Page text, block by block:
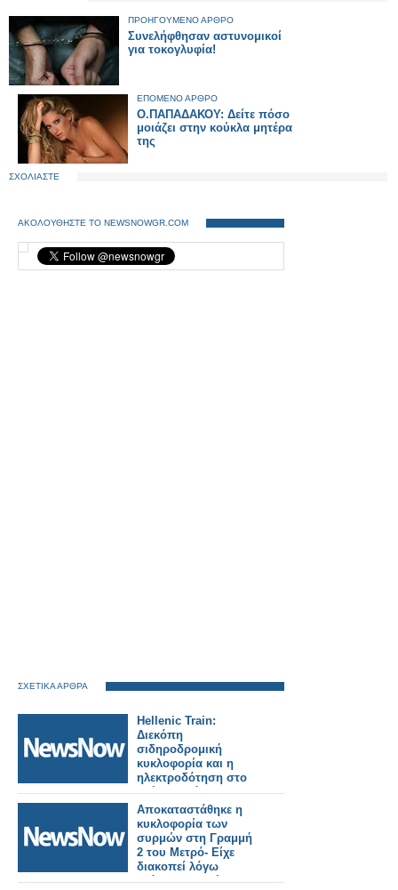
ΠΡΟΗΓΟΥΜΕΝΟ ΑΡΘΡΟ
Συνελήφθησαν αστυνομικοί
για τοκογλυφία!
ΕΠΟΜΕΝΟ ΑΡΘΡΟ
Ο.ΠΑΠΑΔΑΚΟΥ: Δείτε πόσο
μοιάζει στην κούκλα μητέρα
της
ΣΧΟΛΙΑΣΤΕ
ΑΚΟΛΟΥΘΗΣΤΕ ΤΟ NEWSNOWGR.COM
ΣΧΕΤΙΚΑ ΑΡΘΡΑ
Hellenic Train:
Διεκόπη
σιδηροδρομική
κυκλοφορία και η
ηλεκτροδότηση στο
τμήμα Οινόη –
Χαλκίδα, εξαιτίας
πυρκαγιάς.
Αποκαταστάθηκε η
κυκλοφορία των
συρμών στη Γραμμή
2 του Μετρό- Είχε
διακοπεί λόγω
ατόμου στη σήραγγα.